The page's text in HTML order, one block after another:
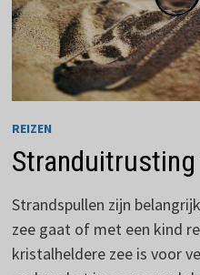
REIZEN
Strandspullen zijn
zee gaat of met een kind
kristalheldere zee is voor